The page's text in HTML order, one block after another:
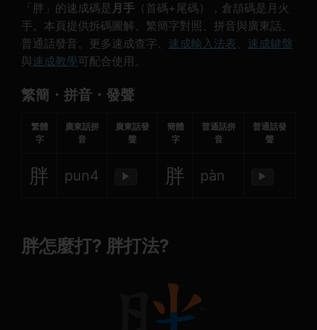
「胖」的速成碼是 月手 （首碼+尾碼），倉頡碼是月火
手。本頁提供拆碼圖解、繁簡字對照、拼音與廣東話、
普通話發音。更多速成查字、 速成輸入法表、 速成鍵盤
與速成教學可配合使用。
繁簡・拼音・發聲
繁體
字
廣東話拼
音
廣東話發
聲
簡體
字
普通話拼
音
普通話發
聲
胖 pun4 ▶ 胖 pàn ▶
胖怎麼打? 胖打法?